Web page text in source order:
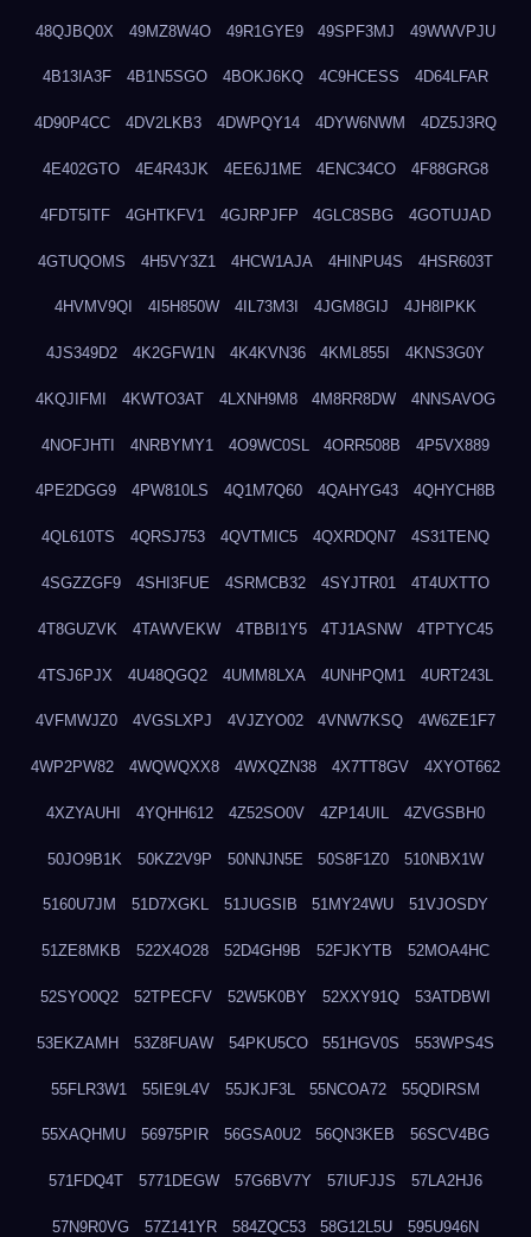
48QJBQ0X 49MZ8W4O 49R1GYE9 49SPF3MJ 49WWVPJU
4B13IA3F 4B1N5SGO 4BOKJ6KQ 4C9HCESS 4D64LFAR
4D90P4CC 4DV2LKB3 4DWPQY14 4DYW6NWM 4DZ5J3RQ
4E402GTO 4E4R43JK 4EE6J1ME 4ENC34CO 4F88GRG8
4FDT5ITF 4GHTKFV1 4GJRPJFP 4GLC8SBG 4GOTUJAD
4GTUQOMS 4H5VY3Z1 4HCW1AJA 4HINPU4S 4HSR603T
4HVMV9QI 4I5H850W 4IL73M3I 4JGM8GIJ 4JH8IPKK
4JS349D2 4K2GFW1N 4K4KVN36 4KML855I 4KNS3G0Y
4KQJIFMI 4KWTO3AT 4LXNH9M8 4M8RR8DW 4NNSAVOG
4NOFJHTI 4NRBYMY1 4O9WC0SL 4ORR508B 4P5VX889
4PE2DGG9 4PW810LS 4Q1M7Q60 4QAHYG43 4QHYCH8B
4QL610TS 4QRSJ753 4QVTMIC5 4QXRDQN7 4S31TENQ
4SGZZGF9 4SHI3FUE 4SRMCB32 4SYJTR01 4T4UXTTO
4T8GUZVK 4TAWVEKW 4TBBI1Y5 4TJ1ASNW 4TPTYC45
4TSJ6PJX 4U48QGQ2 4UMM8LXA 4UNHPQM1 4URT243L
4VFMWJZ0 4VGSLXPJ 4VJZYO02 4VNW7KSQ 4W6ZE1F7
4WP2PW82 4WQWQXX8 4WXQZN38 4X7TT8GV 4XYOT662
4XZYAUHI 4YQHH612 4Z52SO0V 4ZP14UIL 4ZVGSBH0
50JO9B1K 50KZ2V9P 50NNJN5E 50S8F1Z0 510NBX1W
5160U7JM 51D7XGKL 51JUGSIB 51MY24WU 51VJOSDY
51ZE8MKB 522X4O28 52D4GH9B 52FJKYTB 52MOA4HC
52SYO0Q2 52TPECFV 52W5K0BY 52XXY91Q 53ATDBWI
53EKZAMH 53Z8FUAW 54PKU5CO 551HGV0S 553WPS4S
55FLR3W1 55IE9L4V 55JKJF3L 55NCOA72 55QDIRSM
55XAQHMU 56975PIR 56GSA0U2 56QN3KEB 56SCV4BG
571FDQ4T 5771DEGW 57G6BV7Y 57IUFJJS 57LA2HJ6
57N9R0VG 57Z141YR 584ZQC53 58G12L5U 595U946N